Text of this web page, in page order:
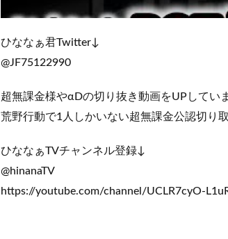
ひななぁ君Twitter↓
@JF75122990
超無課金様やαDの切り抜き動画をUPしてい
荒野行動で1人しかいない超無課金公認切り
ひななぁTVチャンネル登録↓
@hinanaTV
https://youtube.com/channel/UCLR7cyO-